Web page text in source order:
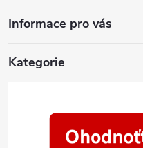
Informace pro vás
Kategorie